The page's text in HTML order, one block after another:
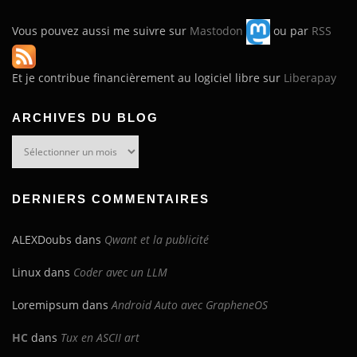
Vous pouvez aussi me suivre sur Mastodon ou par RSS
Et je contribue financièrement au logiciel libre sur Liberapay
ARCHIVES DU BLOG
DERNIERS COMMENTAIRES
ALEXDoubs dans Qwant et la publicité
Linux dans Coder avec un LLM
Loremipsum dansAndroid Auto avec GrapheneOS
HC dans Tux en ASCII art